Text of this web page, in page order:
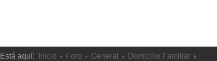
Está aquí: Inicio Foro General
Domicilio Familiar